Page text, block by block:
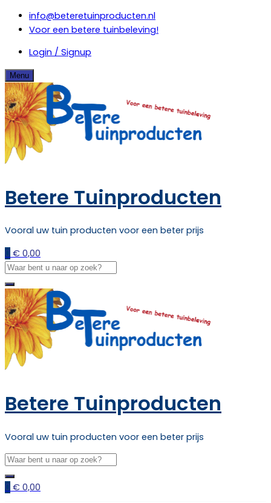
Skip info@beteretuinproducten.nl
Voor een betere tuinbeleving!
Login / Signup
Menu
Betere Tuinproducten
Vooral uw tuin producten voor een beter prijs
0 € 0,00
Betere Tuinproducten
Vooral uw tuin producten voor een beter prijs
0 € 0,00